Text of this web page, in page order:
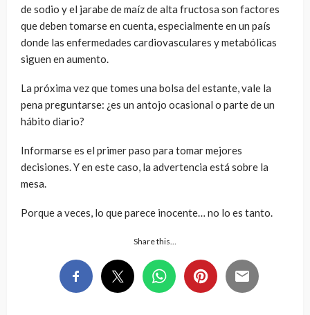
de sodio y el jarabe de maíz de alta fructosa son factores
que deben tomarse en cuenta, especialmente en un país
donde las enfermedades cardiovasculares y metabólicas
siguen en aumento.
La próxima vez que tomes una bolsa del estante, vale la
pena preguntarse: ¿es un antojo ocasional o parte de un
hábito diario?
Informarse es el primer paso para tomar mejores
decisiones. Y en este caso, la advertencia está sobre la
mesa.
Porque a veces, lo que parece inocente… no lo es tanto.
Share this…